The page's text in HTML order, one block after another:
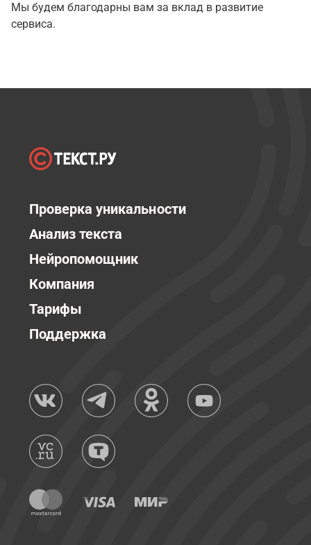
Мы будем благодарны вам за вклад в развитие
сервиса.
Проверка уникальности
Анализ текста
Нейропомощник
Компания
Тарифы
Поддержка